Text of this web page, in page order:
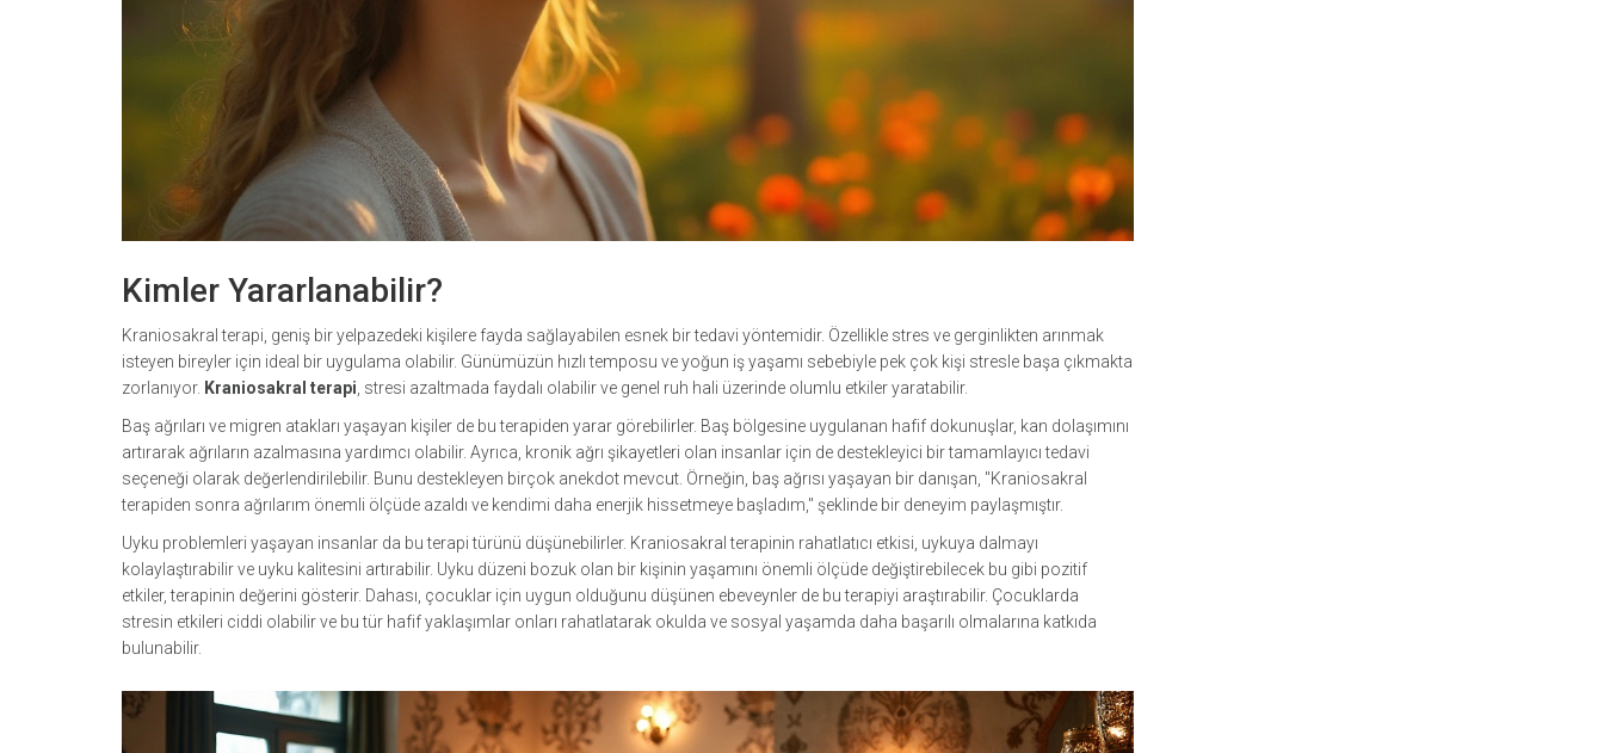
Kimler Yararlanabilir?
Kraniosakral terapi, geniş bir yelpazedeki kişilere fayda sağlayabilen esnek bir tedavi yöntemidir. Özellikle stres ve gerginlikten arınmak
isteyen bireyler için ideal bir uygulama olabilir. Günümüzün hızlı temposu ve yoğun iş yaşamı sebebiyle pek çok kişi stresle başa çıkmakta
zorlanıyor. Kraniosakral terapi , stresi azaltmada faydalı olabilir ve genel ruh hali üzerinde olumlu etkiler yaratabilir.
Baş ağrıları ve migren atakları yaşayan kişiler de bu terapiden yarar görebilirler. Baş bölgesine uygulanan hafif dokunuşlar, kan dolaşımını
artırarak ağrıların azalmasına yardımcı olabilir. Ayrıca, kronik ağrı şikayetleri olan insanlar için de destekleyici bir tamamlayıcı tedavi
seçeneği olarak değerlendirilebilir. Bunu destekleyen birçok anekdot mevcut. Örneğin, baş ağrısı yaşayan bir danışan, "Kraniosakral
terapiden sonra ağrılarım önemli ölçüde azaldı ve kendimi daha enerjik hissetmeye başladım," şeklinde bir deneyim paylaşmıştır.
Uyku problemleri yaşayan insanlar da bu terapi türünü düşünebilirler. Kraniosakral terapinin rahatlatıcı etkisi, uykuya dalmayı
kolaylaştırabilir ve uyku kalitesini artırabilir. Uyku düzeni bozuk olan bir kişinin yaşamını önemli ölçüde değiştirebilecek bu gibi pozitif
etkiler, terapinin değerini gösterir. Dahası, çocuklar için uygun olduğunu düşünen ebeveynler de bu terapiyi araştırabilir. Çocuklarda
stresin etkileri ciddi olabilir ve bu tür hafif yaklaşımlar onları rahatlatarak okulda ve sosyal yaşamda daha başarılı olmalarına katkıda
bulunabilir.